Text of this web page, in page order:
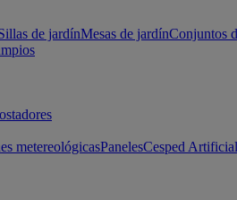
de jardínMesas de jardínConjuntos
metereológicasPanelesCesped Artificial